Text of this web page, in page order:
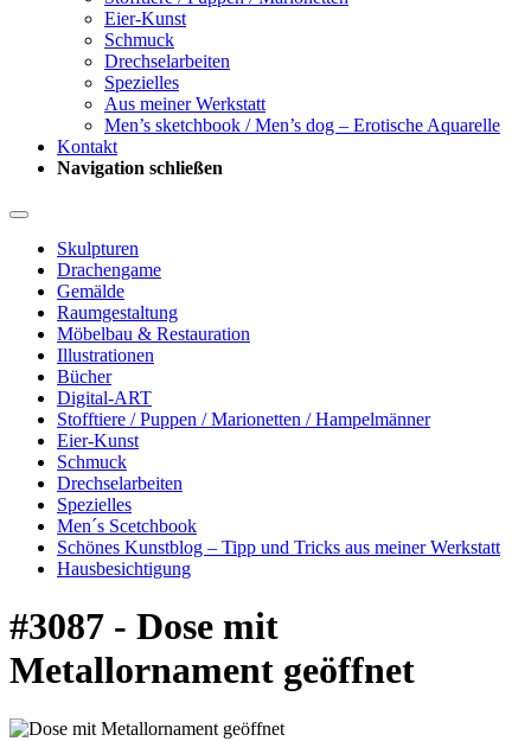
Eier-Kunst
Schmuck
Drechselarbeiten
Spezielles
Aus meiner Werkstatt
Men’s sketchbook / Men’s dog – Erotische Aquarelle
Kontakt
Navigation schließen
Skulpturen
Drachengame
Gemälde
Raumgestaltung
Möbelbau & Restauration
Illustrationen
Bücher
Digital-ART
Stofftiere / Puppen / Marionetten / Hampelmänner
Eier-Kunst
Schmuck
Drechselarbeiten
Spezielles
Men´s Scetchbook
Schönes Kunstblog – Tipp und Tricks aus meiner Werkstatt
Hausbesichtigung
#3087 - Dose mit
Metallornament geöffnet